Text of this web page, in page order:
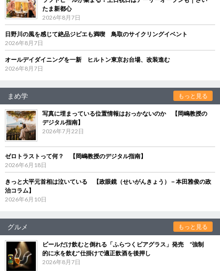
たま新都心
2026年8月7日
日野川の風を感じて絶品ジビエも満喫 鳥取のサイクリングイベント
2026年8月7日
オールデイダイニングを一新 ヒルトン東京お台場、改装進む
2026年8月7日
まめ学 もっと見る
写真に埋まっている位置情報はおっかないのか 【岡嶋教授の
デジタル指南】
2026年7月22日
ゼロトラストって何？ 【岡嶋教授のデジタル指南】
2026年6月18日
きっと大平元首相は泣いている 【政眼鏡（せいがんきょう）－本田雅俊の政
治コラム】
2026年6月10日
グルメ もっと見る
ビールだけ飲むと倒れる「ふらつくビアグラス」発売 “強制
的に水を飲む”仕掛けで適正飲酒を後押し
2026年8月7日